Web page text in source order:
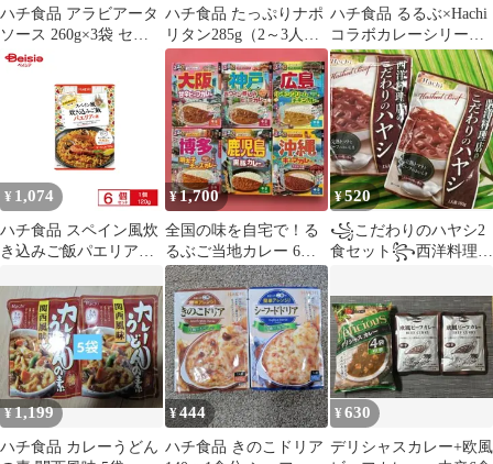
ハチ食品 アラビアータ
ソース 260g×3袋 セッ
ト
ハチ食品 たっぷりナポ
リタン285g（2～3人
前）×3袋
ハチ食品 るるぶ×Hachi
コラボカレーシリーズ
12個セット レトルトカ
レー
¥ 1,074
ハチ食品 スペイン風炊
き込みご飯パエリアの
¥1,700
全国の味を自宅で！る
るぶご当地カレー 6食
大阪 神戸 広島 博多 鹿
児島 沖縄
¥520
꧁こだわりのハヤシ2
食セット꧂西洋料理店
ビーフ♧レトルト
¥1,199
ハチ食品 カレーうどん
¥444
ハチ食品 きのこドリア
¥630
デリシャスカレー+欧風